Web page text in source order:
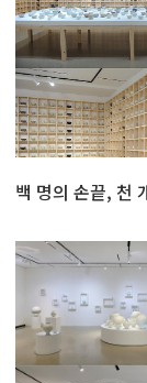
백 명의 손끝, 천